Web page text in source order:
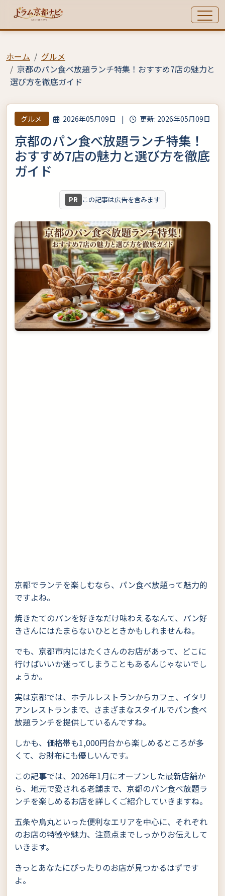
ホーム
グルメ
京都のパン食べ放題ランチ特集！おすすめ7店の魅力と
選び方を徹底ガイド
グルメ 2026年05月09日 | 更新: 2026年05月09日
京都のパン食べ放題ランチ特集！
おすすめ7店の魅力と選び方を徹底
ガイド
PR この記事は広告を含みます
京都でランチを楽しむなら、パン食べ放題って魅力的
ですよね。
焼きたてのパンを好きなだけ味わえるなんて、パン好
きさんにはたまらないひとときかもしれませんね。
でも、京都市内にはたくさんのお店があって、どこに
行けばいいか迷ってしまうこともあるんじゃないでし
ょうか。
実は京都では、ホテルレストランからカフェ、イタリ
アンレストランまで、さまざまなスタイルでパン食べ
放題ランチを提供しているんですね。
しかも、価格帯も1,000円台から楽しめるところが多
くて、お財布にも優しいんです。
この記事では、2026年1月にオープンした最新店舗か
ら、地元で愛される老舗まで、京都のパン食べ放題ラ
ンチを楽しめるお店を詳しくご紹介していきますね。
五条や烏丸といった便利なエリアを中心に、それぞれ
のお店の特徴や魅力、注意点までしっかりお伝えして
いきます。
きっとあなたにぴったりのお店が見つかるはずです
よ。